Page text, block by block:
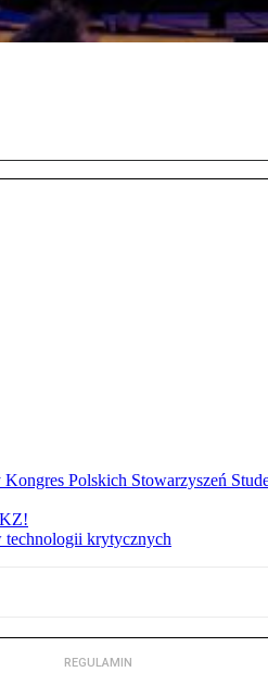
Polskich Stowarzyszeń
technologii krytycznych
REGULAMIN